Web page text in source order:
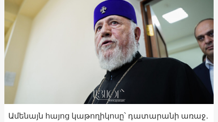
Ամենայն հայոց կաթողիկոսը՝ դատարանի առաջ․